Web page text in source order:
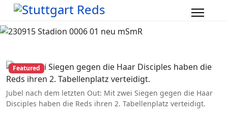
Jubel nach dem letzten Out: Mit zwei Siegen gegen die Haar
Disciples haben die Reds ihren 2. Tabellenplatz verteidigt.
Featured